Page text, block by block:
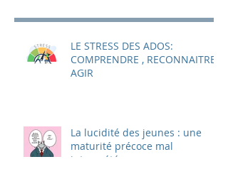
LE STRESS DES ADOS:
COMPRENDRE , RECONNAITRE,
AGIR
La lucidité des jeunes : une
maturité précoce mal
interprétée